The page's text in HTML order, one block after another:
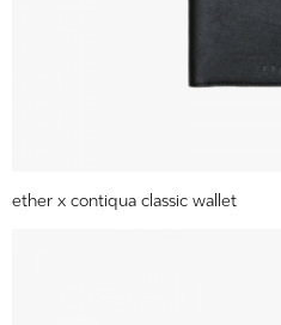
ether x contiqua classic wallet